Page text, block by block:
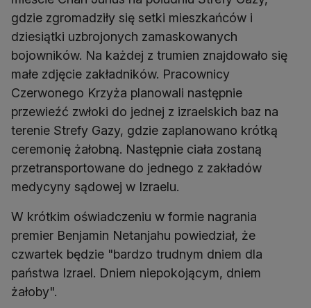
gdzie zgromadziły się setki mieszkańców i
dziesiątki uzbrojonych zamaskowanych
bojowników. Na każdej z trumien znajdowało się
małe zdjęcie zakładników. Pracownicy
Czerwonego Krzyża planowali następnie
przewieźć zwłoki do jednej z izraelskich baz na
terenie Strefy Gazy, gdzie zaplanowano krótką
ceremonię żałobną. Następnie ciała zostaną
przetransportowane do jednego z zakładów
medycyny sądowej w Izraelu.
W krótkim oświadczeniu w formie nagrania
premier Benjamin Netanjahu powiedział, że
czwartek będzie "bardzo trudnym dniem dla
państwa Izrael. Dniem niepokojącym, dniem
żałoby".